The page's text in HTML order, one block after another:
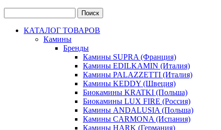
КАТАЛОГ ТОВАРОВ
Камины
Бренды
Камины SUPRA (Франция)
Камины EDILKAMIN (Италия)
Камины PALAZZETTI (Италия)
Камины KEDDY (Швеция)
Биокамины KRATKI (Польша)
Биокамины LUX FIRE (Россия)
Камины ANDALUSIA (Польша)
Камины CARMONA (Испания)
Камины HARK (Германия)